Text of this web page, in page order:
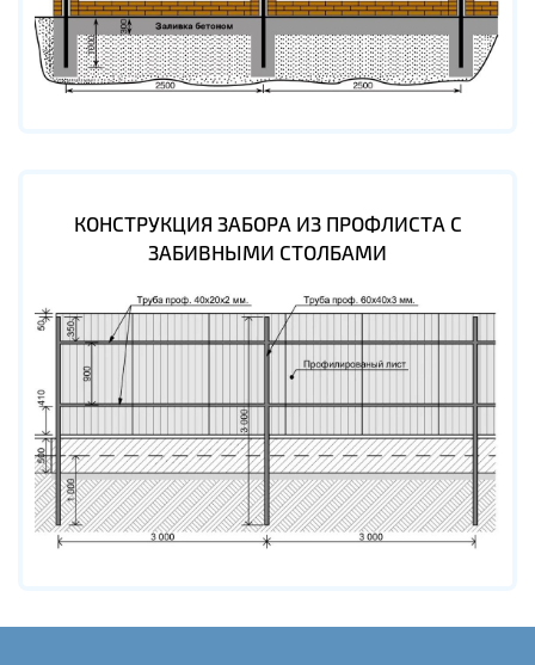
КОНСТРУКЦИЯ ЗАБОРА ИЗ ПРОФЛИСТА С
ЗАБИВНЫМИ СТОЛБАМИ